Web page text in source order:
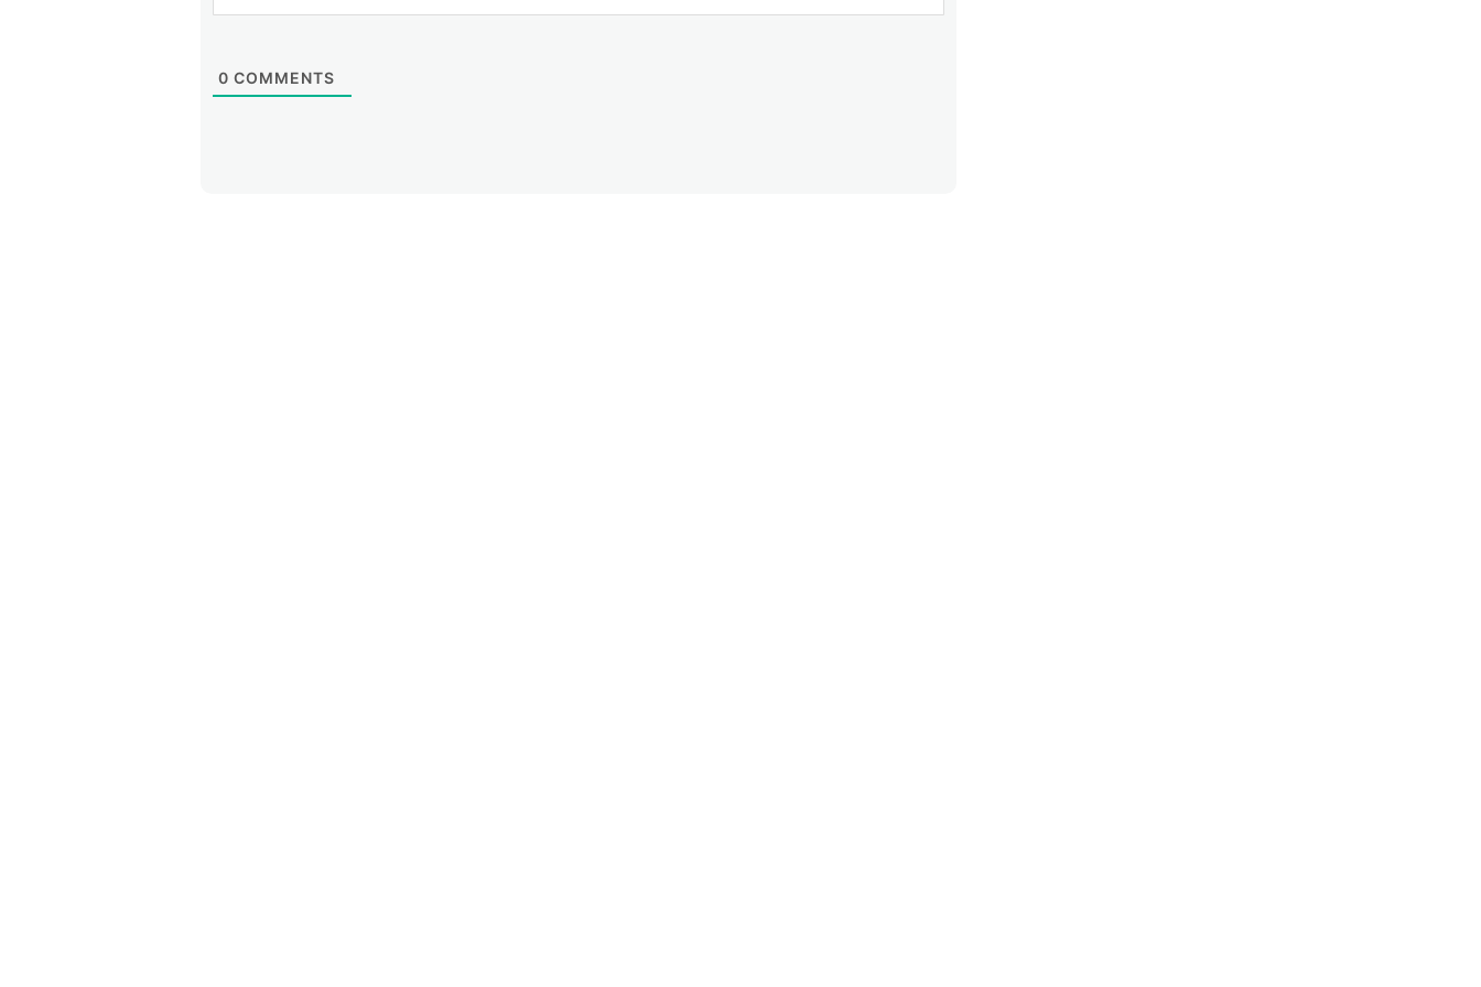
0 COMMENTS